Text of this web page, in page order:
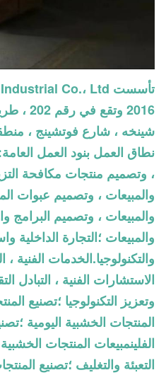
2016
شينخه ، شارع فوتشينج ،
نطاق العمل بنود العمل
، وتصميم منتجات مكافحة
والمبيعات ، وتصميم عبوات
والمبيعات ، وتصميم البرامج
والمبيعات ؛التجارة الداخلية
والتكنولوجيا.الخدمات الفنية ،
الاستشارات الفنية ، التبادل
وتعزيز التكنولوجيا ؛تصنيع
المنتجات الخشبية اليومية
الفلينمبيعات المنتجات
التعبئة والتغليف ؛تصنيع